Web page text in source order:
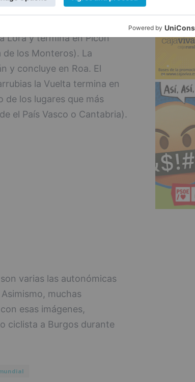
(Catedral) y finalizará en el
concluyendo en Villadiego. El
Lora y termina en Picón
de los Monteros). La
y concluye en Roa. El
la Vuelta termina en
de los lugares que más
el País Vasco o Cantabria).
varias las autonómicas
muchas
esas imágenes,
ciclista a Burgos durante